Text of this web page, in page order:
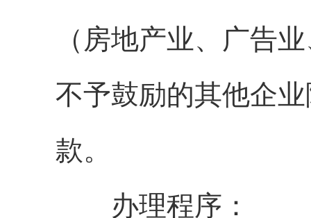
（房地产业、广告
不予鼓励的其他企
款。
办理程序：